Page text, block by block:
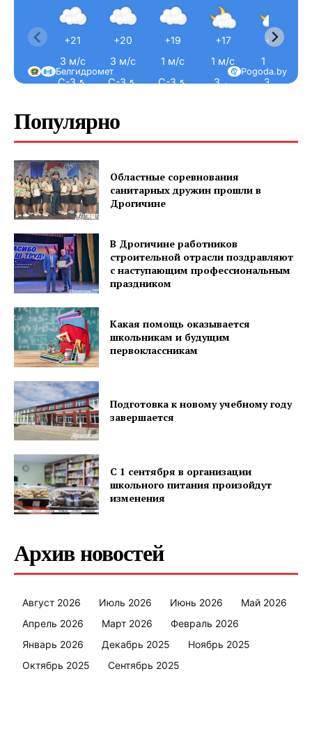
Правила использования материалов
Электронные обращения
+21
3 м/с
С-З ↖
+20
3 м/с
С-З ↖
+19
1 м/с
С-З ↖
+17
1 м/с
З ←
+16
1 м/с
З ←
Pogoda.by
Белгидромет
Популярно
Областные соревнования
санитарных дружин прошли в
Дрогичине
В Дрогичине работников
строительной отрасли поздравляют
с наступающим профессиональным
праздником
Какая помощь оказывается
школьникам и будущим
первоклассникам
Подготовка к новому учебному году
завершается
С 1 сентября в организации
школьного питания произойдут
изменения
Архив новостей
Август 2026 Июль 2026 Июнь 2026
Май 2026
Апрель 2026
Март 2026
Февраль 2026
Январь 2026
Декабрь 2025
Ноябрь 2025
Октябрь 2025
Сентябрь 2025